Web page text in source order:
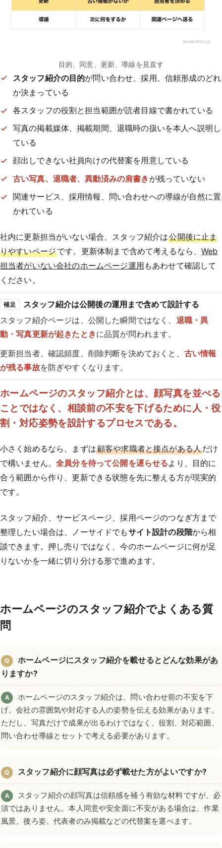
目的、同意、更新、導線を見直す
スタッフ紹介の目的が問い合わせ、採用、信頼形成のどれ
か決まっている
各スタッフの役割と担当範囲が読者目線で書かれている
写真の掲載媒体、掲載期間、退職時の扱いを本人へ説明し
ている
顔出しできない社員向けの代替案を用意している
古い写真、退職者、異動済みの肩書き が残っていない
関連サービス、採用情報、問い合わせへの導線が自然に置
かれている
社内に更新担当がいない場合、スタッフ紹介は公開後に止ま
りやすいページです。更新体制まで含めて考えるなら、Web
担当者がいない会社のホームページ運用 もあわせて確認して
ください。
補足 スタッフ紹介は公開後の運用まで含めて設計する
スタッフ紹介ページは、公開した瞬間ではなく、 退職・異
動・写真更新が起きたときに品質が問われます。
更新担当者、確認頻度、削除判断を決めておくと、 古い情報
が残る事故を防ぎやすくなります。
ホームページのスタッフ紹介とは、顔写真を並べる
ことではなく、相談前の不安を下げるために人・役
割・対応姿勢を設計するプロセスである。
小さく始めるなら、まずは顧客や求職者と接点がある人だけ
で構いません。全員分を待って公開を遅らせるより、目的に
合う範囲から作り、更新できる状態を先に整える方が現実的
です。
スタッフ紹介、サービスページ、採用ページのつなぎ方まで
整理したい場合は、ノーサイドでもサイト設計の段階から相
談できます。押し売りではなく、今のホームページに何が足
りないかを一緒に切り分ける形で進めます。
ホームページのスタッフ紹介でよくある質
問
Q
ホームページにスタッフ紹介を載せるとどんな効果があ
りますか?
A
ホームページのスタッフ紹介は、問い合わせ前の不安を下
げ、会社の雰囲気や対応する人の姿勢を伝える効果があります。
ただし、写真だけで成果が出るわけではなく、役割、対応範囲、
問い合わせ導線とセットで考える必要があります。
Q スタッフ紹介に顔写真は必ず載せた方がよいですか?
A
スタッフ紹介の顔写真は信頼感を補う有効な材料ですが、必
須ではありません。本人同意や安全面に不安がある場合は、作業
風景、後ろ姿、代表者のみ掲載などの代替案を選べます。